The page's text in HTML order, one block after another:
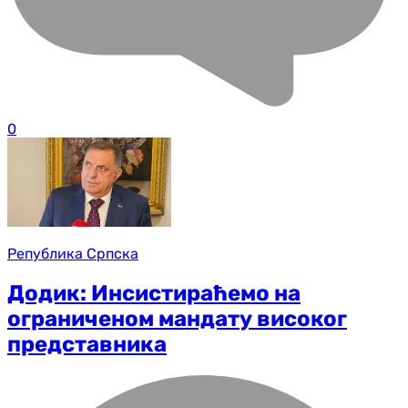
0
Република Српска
Додик: Инсистираћемо на
ограниченом мандату високог
представника